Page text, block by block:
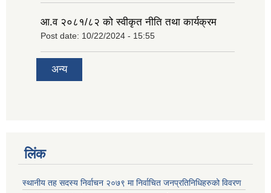
आ.व २०८१/८२ को स्वीकृत नीति तथा कार्यक्रम
Post date: 10/22/2024 - 15:55
अन्य
लिंक
स्थानीय तह सदस्य निर्वाचन २०७९ मा निर्वाचित जनप्रतिनिधिहरुको विवरण